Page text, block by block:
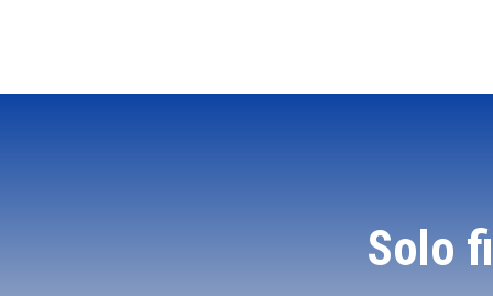
Solo